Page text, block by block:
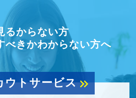
るからない方
べきかわからない方へ
ウトサービスkeyboard_double_arrow_right